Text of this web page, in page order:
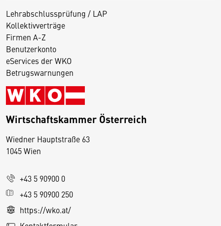
Lehrabschlussprüfung / LAP
Kollektivverträge
Firmen A-Z
Benutzerkonto
eServices der WKO
Betrugswarnungen
Wirtschaftskammer Österreich
Wiedner Hauptstraße 63
1045 Wien
+43 5 90900 0
+43 5 90900 250
https://wko.at/
D
s
e
S
e